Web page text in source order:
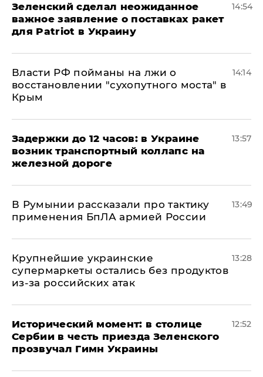
Зеленский сделал неожиданное
важное заявление о поставках ракет
для Patriot в Украину
14:54
Власти РФ пойманы на лжи о
восстановлении "сухопутного моста" в
Крым
14:14
Задержки до 12 часов: в Украине
возник транспортный коллапс на
железной дороге
13:57
В Румынии рассказали про тактику
применения БпЛА армией России
13:49
Крупнейшие украинские
супермаркеты остались без продуктов
из-за российских атак
13:28
Исторический момент: в столице
Сербии в честь приезда Зеленского
прозвучал Гимн Украины
12:52